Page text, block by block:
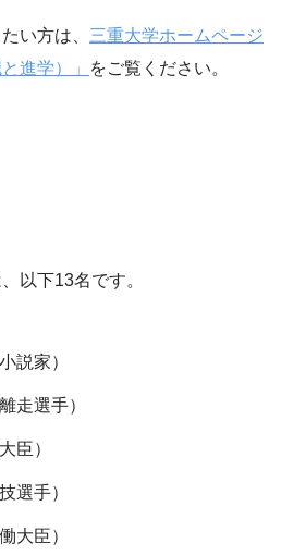
い方は、 三重大学ホームページ
進学）」
をご覧ください。
以下13名です。
小説家）
走選手）
臣）
選手）
大臣）